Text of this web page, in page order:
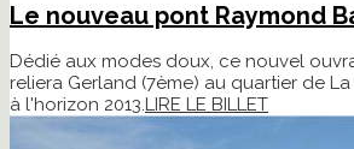
Le nouveau pont Raymond
Dédié aux modes doux, ce nouvel
reliera Gerland (7ème) au quartier de
à l'horizon 2013.LIRE LE BILLET